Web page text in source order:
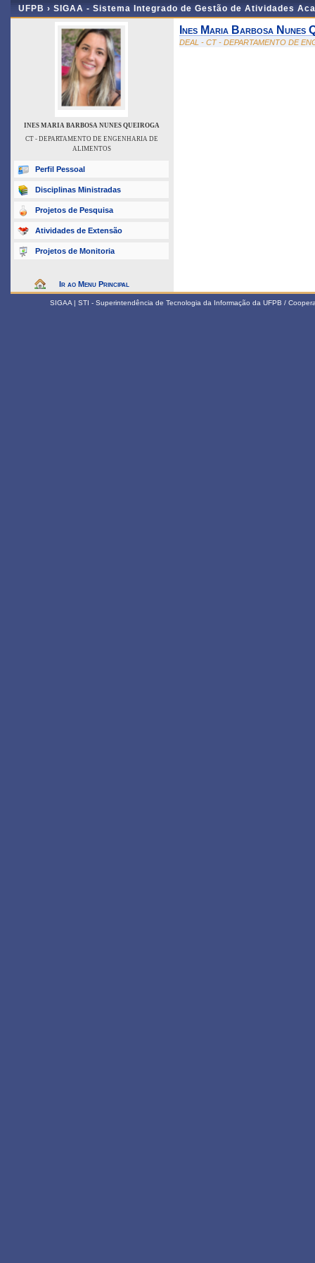
UFPB › SIGAA - Sistema Integrado de Gestão de Atividades
INES MARIA BARBOSA NUNES QUEIROGA
CT - DEPARTAMENTO DE ENGENHARIA DE
ALIMENTOS
Perfil Pessoal
Disciplinas Ministradas
Projetos de Pesquisa
Atividades de Extensão
Projetos de Monitoria
Ir ao Menu Principal
Ines Maria Barbosa Nunes
DEAL - CT - DEPARTAMENTO DE
SIGAA | STI - Superintendência de Tecnologia da Informação da UFPB /